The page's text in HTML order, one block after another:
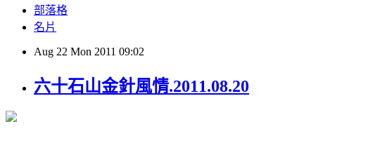
部落格
名片
Aug 22 Mon 2011 09:02
六十石山金針風情.2011.08.20